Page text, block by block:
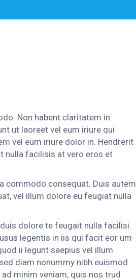
Non habent claritatem in
ut laoreet vel eum iriure qui
vel eum iriure dolor in. Hendrerit
nulla facilisis at vero eros et
commodo consequat. Duis autem
vel illum dolore eu feugiat nulla
dolore te feugait nulla facilisi.
legentis in iis qui facit eor um
ii legunt saepius vel illum
diam nonummy nibh euismod
minim veniam, quis nos trud